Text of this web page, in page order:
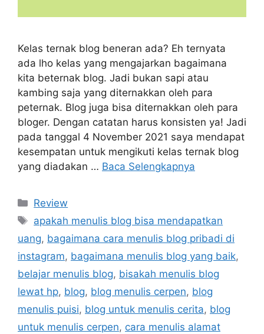
Kelas ternak blog beneran ada? Eh ternyata
ada lho kelas yang mengajarkan bagaimana
kita beternak blog. Jadi bukan sapi atau
kambing saja yang diternakkan oleh para
peternak. Blog juga bisa diternakkan oleh para
bloger. Dengan catatan harus konsisten ya! Jadi
pada tanggal 4 November 2021 saya mendapat
kesempatan untuk mengikuti kelas ternak blog
yang diadakan … Baca Selengkapnya
Kategori
Review
Tag
apakah menulis blog bisa mendapatkan
uang, bagaimana cara menulis blog pribadi di
instagram, bagaimana menulis blog yang baik,
belajar menulis blog, bisakah menulis blog
lewat hp, blog, blog menulis cerpen, blog
menulis puisi, blog untuk menulis cerita, blog
untuk menulis cerpen, cara menulis alamat